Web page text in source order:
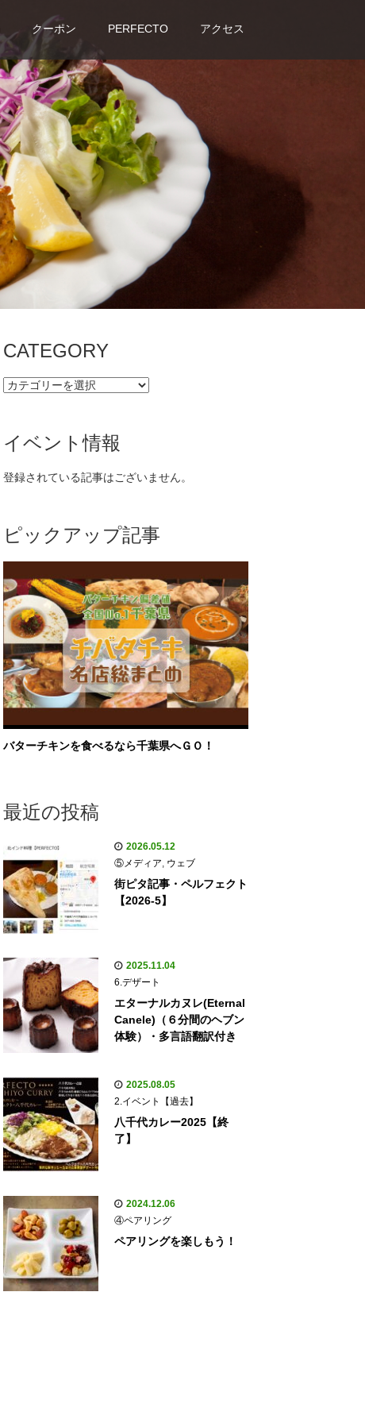
クーポン PERFECTO アクセス
CATEGORY
CATEGORY
イベント情報
登録されている記事はございません。
ピックアップ記事
バターチキンを食べるなら千葉県へＧＯ！
最近の投稿
2026.05.12
⑤メディア, ウェブ
街ピタ記事・ペルフェクト
【2026-5】
2025.11.04
6.デザート
エターナルカヌレ(Eternal
Canele)（６分間のヘブン
体験）・多言語翻訳付き
2025.08.05
2.イベント【過去】
八千代カレー2025【終
了】
2024.12.06
④ペアリング
ペアリングを楽しもう！